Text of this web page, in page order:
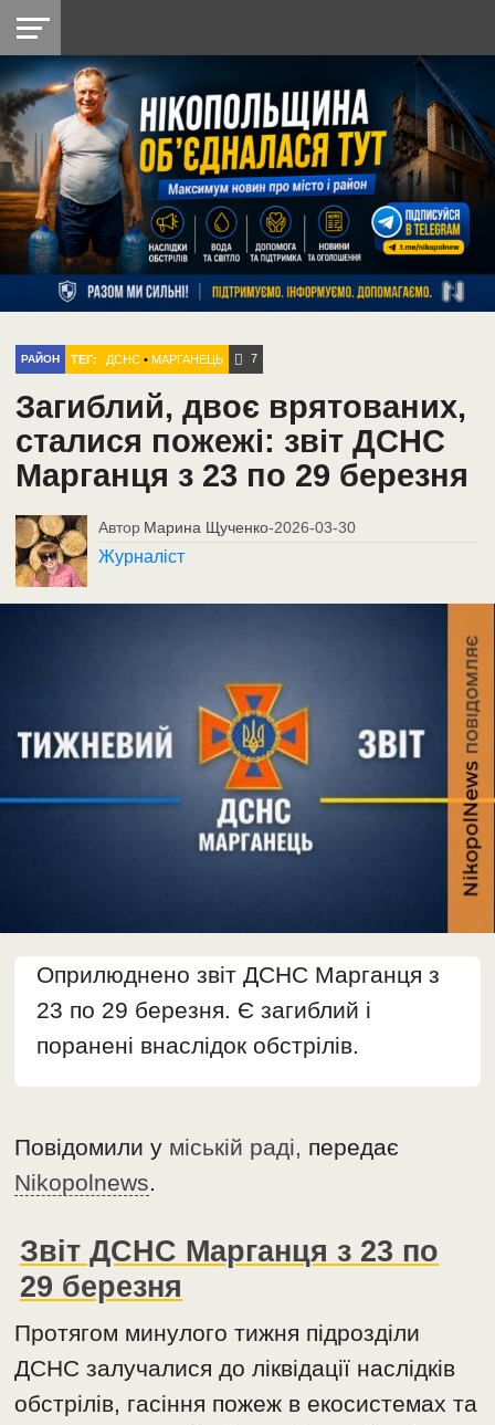
НІКОПОЛЬ
РАЙОН
СІЧЕСЛАВСЬКА
УКРАЇНА
РЕТРО
НІКОПОЛЬ
ЛАЙТ
УКРАЇНА
ДОПОМОГА
РАДІО
РАЙОН ТЕГ: ДСНС •МАРГАНЕЦЬ 7
Загиблий, двоє врятованих,
сталися пожежі: звіт ДСНС
Марганця з 23 по 29 березня
Автор Марина Щученко-2026-03-30
Журналіст
Оприлюднено звіт ДСНС Марганця з
23 по 29 березня. Є загиблий і
поранені внаслідок обстрілів.
Повідомили у міській раді, передає
Nikopolnews.
Звіт ДСНС Марганця з 23 по
29 березня
Протягом минулого тижня підрозділи
ДСНС залучалися до ліквідації наслідків
обстрілів, гасіння пожеж в екосистемах та